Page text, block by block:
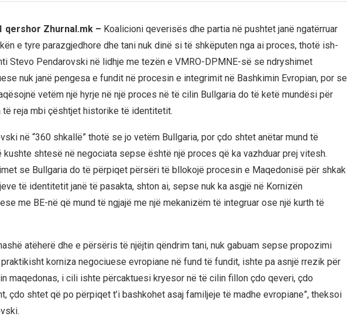
qershor Zhurnal.mk – Koalicioni qeverisës dhe partia në pushtet janë ngatërruar
e tyre parazgjedhore dhe tani nuk dinë si të shkëputen nga ai proces, thotë ish-
Stevo Pendarovski në lidhje me tezën e VMRO-DPMNE-së se ndryshimet
nuk janë pengesa e fundit në procesin e integrimit në Bashkimin Evropian, por se
vetëm një hyrje në një proces në të cilin Bullgaria do të ketë mundësi për
të reja mbi çështjet historike të identitetit.
në “360 shkallë” thotë se jo vetëm Bullgaria, por çdo shtet anëtar mund të
kushte shtesë në negociata sepse është një proces që ka vazhduar prej vitesh.
se Bullgaria do të përpiqet përsëri të bllokojë procesin e Maqedonisë për shkak
të identitetit janë të pasakta, shton ai, sepse nuk ka asgjë në Kornizën
me BE-në që mund të ngjajë me një mekanizëm të integruar ose një kurth të
atëherë dhe e përsëris të njëjtin qëndrim tani, nuk gabuam sepse propozimi
korniza negociuese evropiane në fund të fundit, ishte pa asnjë rrezik për
maqedonas, i cili ishte përcaktuesi kryesor në të cilin fillon çdo qeveri, çdo
çdo shtet që po përpiqet t’i bashkohet asaj familjeje të madhe evropiane”, theksoi